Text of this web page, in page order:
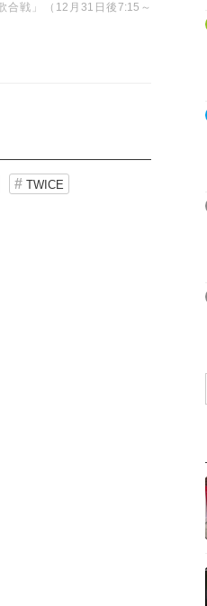
合戦」（12月31日後7:15～
TWICE